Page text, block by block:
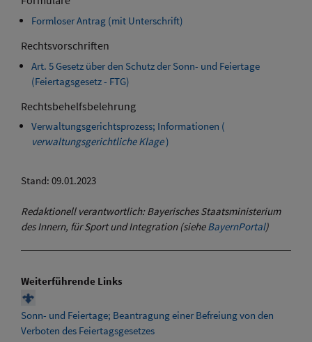
Formloser Antrag (mit Unterschrift)
Rechtsvorschriften
Art. 5 Gesetz über den Schutz der Sonn- und Feiertage
(Feiertagsgesetz - FTG)
Rechtsbehelfsbelehrung
Verwaltungsgerichtsprozess; Informationen (
verwaltungsgerichtliche Klage)
Stand: 09.01.2023
Redaktionell verantwortlich: Bayerisches Staatsministerium
des Innern, für Sport und Integration (sieheBayernPortal)
Weiterführende Links
Sonn- und Feiertage; Beantragung einer Befreiung von den
Verboten des Feiertagsgesetzes